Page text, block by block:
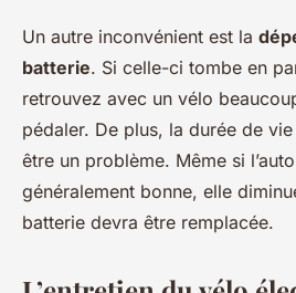
Un autre inconvénient est la
batterie. Si celle-ci tombe en
retrouvez avec un vélo
pédaler. De plus, la durée de
être un problème. Même si
généralement bonne, elle
batterie devra être remplacée.